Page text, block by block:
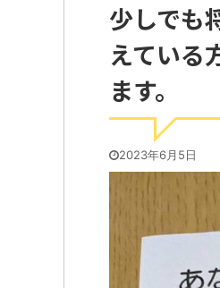
少しでも
えている
ます。
2023年6月5日